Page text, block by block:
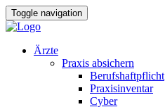
Toggle navigation
Ärzte
Praxis absichern
Berufshaftpflicht
Praxisinventar
Cyber